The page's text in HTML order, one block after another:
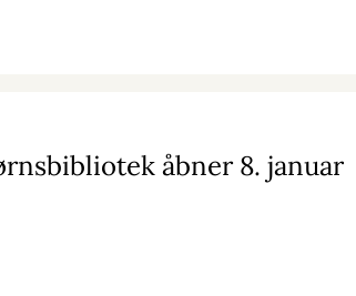
åbner 8. januar